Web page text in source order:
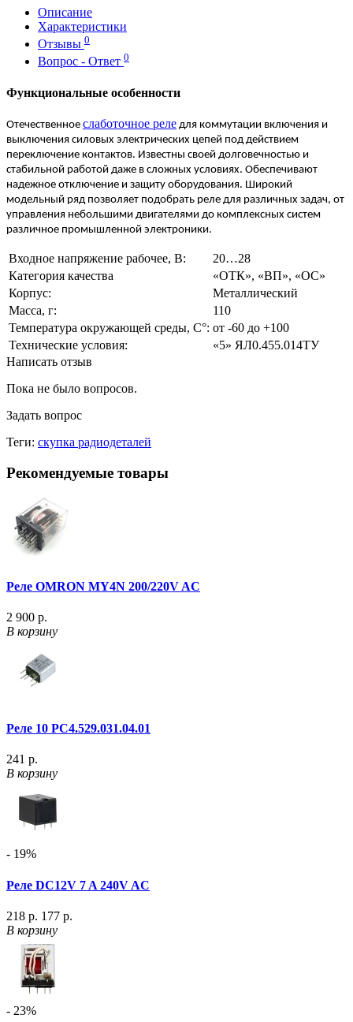
Описание
Характеристики
Отзывы 0
Вопрос - Ответ 0
Функциональные особенности
Отечественное слаботочное реле для коммутации включения и
выключения силовых электрических цепей под действием
переключение контактов. Известны своей долговечностью и
стабильной работой даже в сложных условиях. Обеспечивают
надежное отключение и защиту оборудования. Широкий
модельный ряд позволяет подобрать реле для различных задач, от
управления небольшими двигателями до комплексных систем
различное промышленной электроники.
Входное напряжение рабочее, В:
20…28
Категория качества
«ОТК», «ВП», «ОС»
Корпус:
Металлический
Масса, г:
110
Температура окружающей среды, С°: от -60 до +100
Технические условия:
«5» ЯЛ0.455.014ТУ
Написать отзыв
Пока не было вопросов.
Задать вопрос
Теги: скупка радиодеталей
Рекомендуемые товары
Реле OMRON MY4N 200/220V AC
2 900 р.
В корзину
Реле 10 РС4.529.031.04.01
241 р.
В корзину
- 19%
Реле DC12V 7 A 240V AC
218 р. 177 р.
В корзину
- 23%